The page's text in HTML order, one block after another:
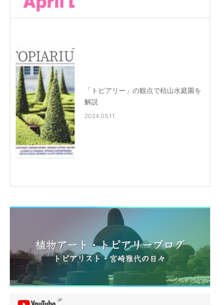
「トピアリー」の観点で枯山水庭園を
解説
2024.05.11